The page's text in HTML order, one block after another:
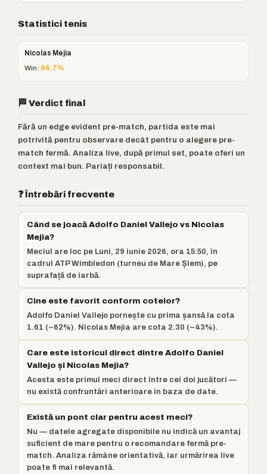
Statistici tenis
Nicolas Mejia
Win: 66.7%
🏁 Verdict final
Fără un edge evident pre-match, partida este mai
potrivită pentru observare decât pentru o alegere pre-
match fermă. Analiza live, după primul set, poate oferi un
context mai bun. Pariați responsabil.
❓ Întrebări frecvente
Când se joacă Adolfo Daniel Vallejo vs Nicolas
Mejia?
Meciul are loc pe Luni, 29 iunie 2026, ora 15:50, în
cadrul ATP Wimbledon (turneu de Mare Șlem), pe
suprafață de iarbă.
Cine este favorit conform cotelor?
Adolfo Daniel Vallejo pornește cu prima șansă la cota
1.61 (~62%). Nicolas Mejia are cota 2.30 (~43%).
Care este istoricul direct dintre Adolfo Daniel
Vallejo și Nicolas Mejia?
Acesta este primul meci direct între cei doi jucători —
nu există confruntări anterioare în baza de date.
Există un pont clar pentru acest meci?
Nu — datele agregate disponibile nu indică un avantaj
suficient de mare pentru o recomandare fermă pre-
match. Analiza rămâne orientativă, iar urmărirea live
poate fi mai relevantă.